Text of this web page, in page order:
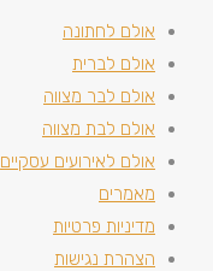
אולם לחתונה
אולם לברית
אולם לבר מצווה
אולם לבת מצווה
אולם לאירועים עסקיים
מאמרים
מדיניות פרטיות
הצהרת נגישות